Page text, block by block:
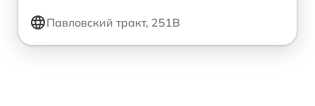
Павловский тракт, 251В